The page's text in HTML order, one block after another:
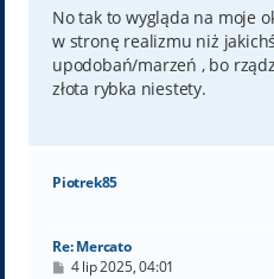
No tak to wygląda na moje
w stronę realizmu niż
upodobań/marzeń , bo
złota rybka niestety.
Piotrek85
Re: Mercato
P4 lip 2025, 04:01